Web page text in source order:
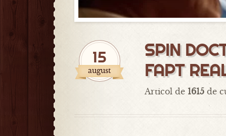
15
august
SPIN
FAPT
Articol de 1615 de